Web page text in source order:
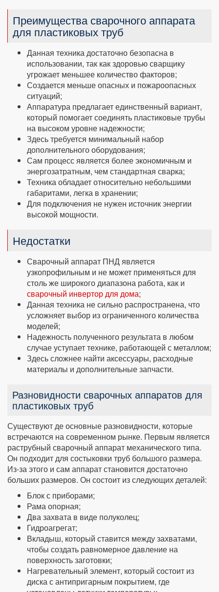
Преимущества сварочного аппарата
для пластиковых труб
Данная техника достаточно безопасна в
использовании, так как здоровью сварщику
угрожает меньшее количество факторов;
Создается меньше опасных и пожароопасных
ситуаций;
Аппаратура предлагает единственный вариант,
который помогает соединять пластиковые трубы
на высоком уровне надежности;
Здесь требуется минимальный набор
дополнительного оборудования;
Сам процесс является более экономичным и
энергозатратным, чем стандартная сварка;
Техника обладает относительно небольшими
габаритами, легка в хранении;
Для подключения не нужен источник энергии
высокой мощности.
Недостатки
Сварочный аппарат ПНД является
узкопрофильным и не может применяться для
столь же широкого диапазона работа, как и
сварочный инвертор для дома;
Данная техника не сильно распространена, что
усложняет выбор из ограниченного количества
моделей;
Надежность полученного результата в любом
случае уступает технике, работающей с металлом;
Здесь сложнее найти аксессуары, расходные
материалы и дополнительные запчасти.
Разновидности сварочных аппаратов для
пластиковых труб
Существуют де основные разновидности, которые
встречаются на современном рынке. Первым является
раструбный сварочный аппарат механического типа.
Он подходит для состыковки труб большого размера.
Из-за этого и сам аппарат становится достаточно
больших размеров. Он состоит из следующих деталей:
Блок с приборами;
Рама опорная;
Два захвата в виде полуколец;
Гидроагрегат;
Вкладыш, который ставится между захватами,
чтобы создать равномерное давление на
поверхность заготовки;
Нагревательный элемент, который состоит из
диска с антипригарным покрытием, где